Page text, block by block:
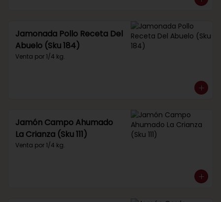
Jamonada Pollo Receta Del
Abuelo (Sku 184)
Venta por 1/4 kg.
Jamón Campo Ahumado
La Crianza (Sku 111)
Venta por 1/4 kg.